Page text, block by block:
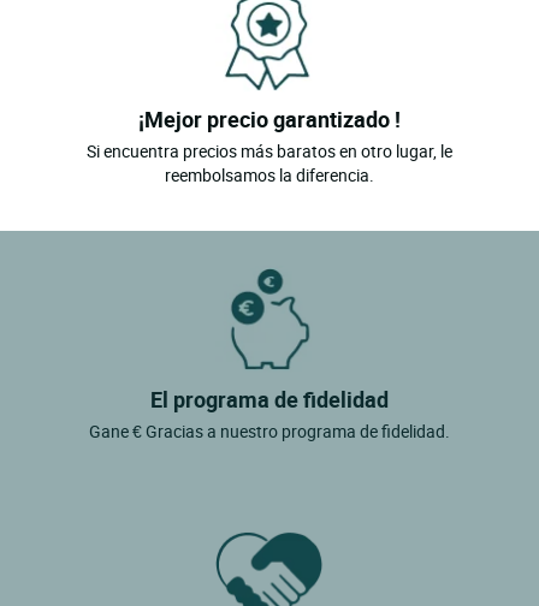
¡Mejor precio garantizado !
Si encuentra precios más baratos en otro lugar, le
reembolsamos la diferencia.
El programa de fidelidad
Gane € Gracias a nuestro programa de fidelidad.